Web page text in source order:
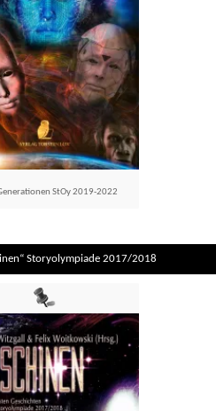
StOy 2019-2022
Storyolympiade 2017/2018